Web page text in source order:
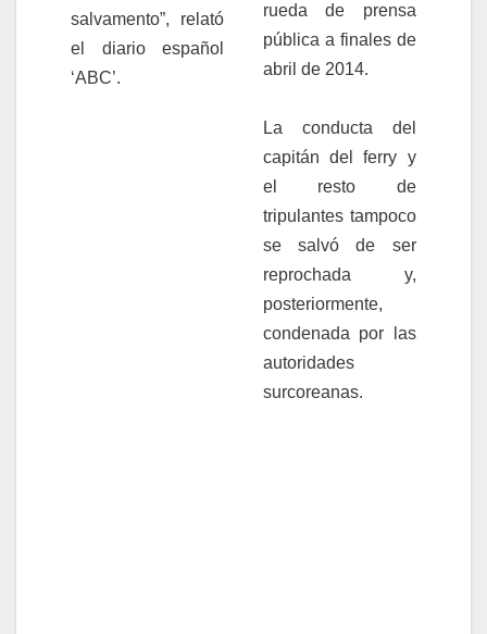
salvamento”, relató
el diario español
‘ABC’.
rueda de prensa
pública a finales de
abril de 2014.
La conducta del
capitán del ferry y
el resto de
tripulantes tampoco
se salvó de ser
reprochada y,
posteriormente,
condenada por las
autoridades
surcoreanas.